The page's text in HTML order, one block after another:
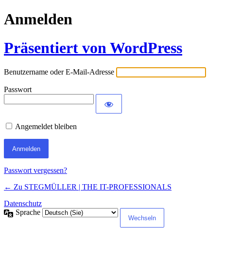
Anmelden
Präsentiert von WordPress
Benutzername oder E-Mail-Adresse
Passwort
Angemeldet bleiben
Passwort vergessen?
← Zu STEGMÜLLER | THE IT-PROFESSIONALS
Datenschutz
Sprache